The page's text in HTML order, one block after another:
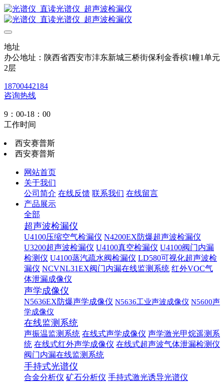
地址
办公地址：陕西省西安市沣东新城三桥街保利金香槟1幢1单元
2层
18700442184
咨询热线
9：00-18：00
工作时间
西安赛普斯
西安赛普斯
网站首页
关于我们
公司简介 在线反馈 联系我们 在线留言
产品展示
全部
超声波检漏仪
U4100压缩空气检漏仪 N4200EX防爆超声波检漏仪
U3200超声波检漏仪 U4100真空检漏仪 U4100阀门内漏
检测仪 U4100蒸汽疏水阀检漏仪 LD580可视化超声波检
漏仪 NCVNL31EX阀门内漏在线监测系统 红外VOC气
体泄漏成像仪
声学成像仪
N5636EX防爆声学成像仪 N5636工业声波成像仪 N5600声
学成像仪
在线监测系统
声振温监测系统 在线式声学成像仪 声学激光甲烷遥测系
统 在线式红外声学成像仪 在线式超声波气体泄漏检测仪
阀门内漏在线监测系统
手持式光谱仪
合金分析仪 矿石分析仪 手持式激光诱导光谱仪